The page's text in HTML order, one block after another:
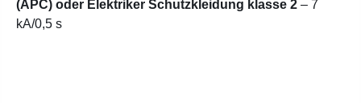
(APC) oder Elektriker Schutzkleidung klasse 2 – 7
kA/0,5 s